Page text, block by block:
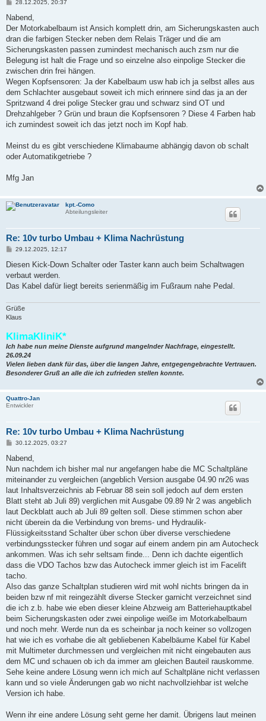
i
r
a
28.12.2025, 20:37
Nabend,
Der Motorkabelbaum ist Ansich komplett drin, am Sicherungskasten auch
dran die farbigen Stecker neben dem Relais Träger und die am
Sicherungskasten passen zumindest mechanisch auch zsm nur die
Belegung ist halt die Frage und so einzelne also einpolige Stecker die
zwischen drin frei hängen.
Wegen Kopfsensoren: Ja der Kabelbaum usw hab ich ja selbst alles aus
dem Schlachter ausgebaut soweit ich mich erinnere sind das ja an der
Spritzwand 4 drei polige Stecker grau und schwarz sind OT und
Drehzahlgeber ? Grün und braun die Kopfsensoren ? Diese 4 Farben hab
ich zumindest soweit ich das jetzt noch im Kopf hab.
Meinst du es gibt verschiedene Klimabaume abhängig davon ob schalt
oder Automatikgetriebe ?
Mfg Jan
kpt.-Como
Abteilungsleiter
Re: 10v turbo Umbau + Klima Nachrüstung
B
i
r
a
29.12.2025, 12:17
Diesen Kick-Down Schalter oder Taster kann auch beim Schaltwagen
verbaut werden.
Das Kabel dafür liegt bereits serienmäßig im Fußraum nahe Pedal.
Grüße
Klaus
KlimaKliniK*
Ich habe nun meine Dienste aufgrund mangelnder Nachfrage, eingestellt.
26.09.24
Vielen lieben dank für das, über die langen Jahre, entgegengebrachte Vertrauen.
Besonderer Gruß an alle die ich zufrieden stellen konnte.
Quattro-Jan
Entwickler
Re: 10v turbo Umbau + Klima Nachrüstung
B
i
r
a
30.12.2025, 03:27
Nabend,
Nun nachdem ich bisher mal nur angefangen habe die MC Schaltpläne
miteinander zu vergleichen (angeblich Version ausgabe 04.90 nr26 was
laut Inhaltsverzeichnis ab Februar 88 sein soll jedoch auf dem ersten
Blatt steht ab Juli 89) verglichen mit Ausgabe 09.89 Nr 2 was angeblich
laut Deckblatt auch ab Juli 89 gelten soll. Diese stimmen schon aber
nicht überein da die Verbindung von brems- und Hydraulik-
Flüssigkeitsstand Schalter über schon über diverse verschiedene
verbindungsstecker führen und sogar auf einem andern pin am Autocheck
ankommen. Was ich sehr seltsam finde... Denn ich dachte eigentlich
dass die VDO Tachos bzw das Autocheck immer gleich ist im Facelift
tacho.
Also das ganze Schaltplan studieren wird mit wohl nichts bringen da in
beiden bzw nf mit reingezählt diverse Stecker garnicht verzeichnet sind
die ich z.b. habe wie eben dieser kleine Abzweig am Batteriehauptkabel
beim Sicherungskasten oder zwei einpolige weiße im Motorkabelbaum
und noch mehr. Werde nun da es scheinbar ja noch keiner so vollzogen
hat wie ich es vorhabe die alt gebliebenen Kabelbäume Kabel für Kabel
mit Multimeter durchmessen und vergleichen mit nicht eingebauten aus
dem MC und schauen ob ich da immer am gleichen Bauteil rauskomme.
Sehe keine andere Lösung wenn ich mich auf Schaltpläne nicht verlassen
kann und so viele Änderungen gab wo nicht nachvollziehbar ist welche
Version ich habe.
Wenn ihr eine andere Lösung seht gerne her damit. Übrigens laut meinen